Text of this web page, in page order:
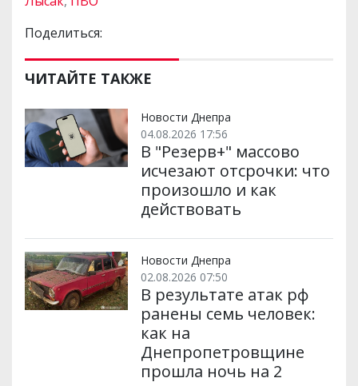
Поделиться:
ЧИТАЙТЕ ТАКЖЕ
Новости Днепра
04.08.2026 17:56
В "Резерв+" массово
исчезают отсрочки: что
произошло и как
действовать
Новости Днепра
02.08.2026 07:50
В результате атак рф
ранены семь человек:
как на
Днепропетровщине
прошла ночь на 2